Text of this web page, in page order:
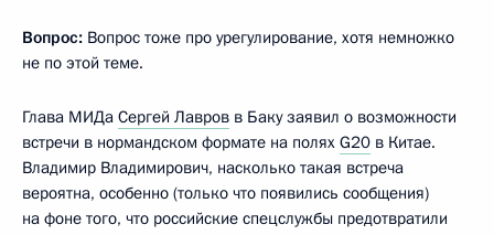
Вопрос: Вопрос тоже про урегулирование, хотя немножко
не по этой теме.
Глава МИДа Сергей Лавров в Баку заявил о возможности
встречи в нормандском формате на полях G20 в Китае.
Владимир Владимирович, насколько такая встреча
вероятна, особенно (только что появились сообщения)
на фоне того, что российские спецслужбы предотвратили